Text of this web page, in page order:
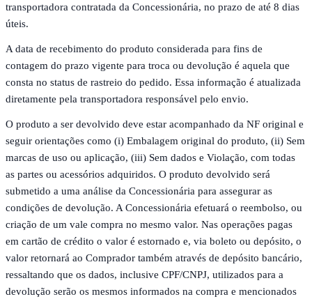
transportadora contratada da Concessionária, no prazo de até 8 dias
úteis.
A data de recebimento do produto considerada para fins de
contagem do prazo vigente para troca ou devolução é aquela que
consta no status de rastreio do pedido. Essa informação é atualizada
diretamente pela transportadora responsável pelo envio.
O produto a ser devolvido deve estar acompanhado da NF original e
seguir orientações como (i) Embalagem original do produto, (ii) Sem
marcas de uso ou aplicação, (iii) Sem dados e Violação, com todas
as partes ou acessórios adquiridos. O produto devolvido será
submetido a uma análise da Concessionária para assegurar as
condições de devolução. A Concessionária efetuará o reembolso, ou
criação de um vale compra no mesmo valor. Nas operações pagas
em cartão de crédito o valor é estornado e, via boleto ou depósito, o
valor retornará ao Comprador também através de depósito bancário,
ressaltando que os dados, inclusive CPF/CNPJ, utilizados para a
devolução serão os mesmos informados na compra e mencionados